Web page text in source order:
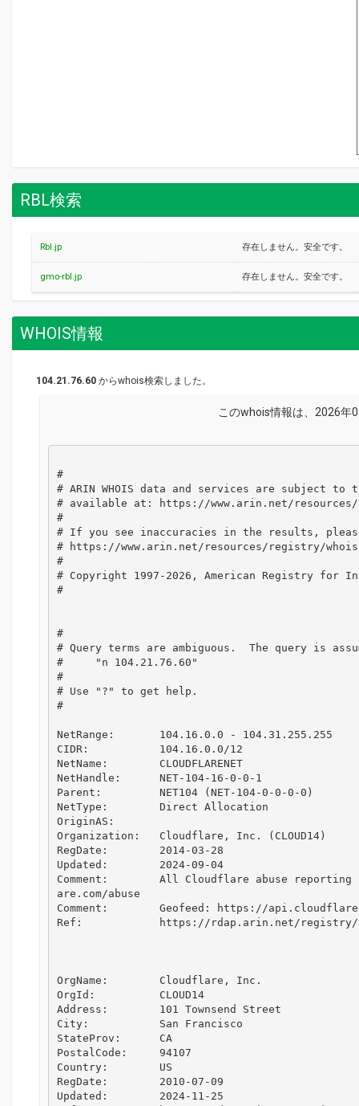
RBL検索
Rbl.jp 存在しません。安全です。
gmo-rbl.jp 存在しません。安全です。
WHOIS情報
104.21.76.60 からwhois検索しました。
このwhois情報は、2026年
#
# ARIN WHOIS data and services are subject to
# available at: https://www.arin.net/
#
# If you see inaccuracies in the results,
# https://www.arin.net/resources/registry/
#
# Copyright 1997-2026, American Registry for
#
#
# Query terms are ambiguous.  The query is
#     "n 104.21.76.60"
#
# Use "?" to get help.
#
NetRange:       104.16.0.0 - 104.31.255.255
CIDR:           104.16.0.0/12
NetName:        CLOUDFLARENET
NetHandle:      NET-104-16-0-0-1
Parent:         NET104 (NET-104-0-0-0-0)
NetType:        Direct Allocation
OriginAS:
Organization:   Cloudflare, Inc. (CLOUD14)
RegDate:        2014-03-28
Updated:        2024-09-04
Comment:        All Cloudflare abuse reporting
are.com/abuse
Comment:        Geofeed: https://
Ref:            https://rdap.arin.net/registry/
OrgName:        Cloudflare, Inc.
OrgId:          CLOUD14
Address:        101 Townsend Street
City:           San Francisco
StateProv:      CA
PostalCode:     94107
Country:        US
RegDate:        2010-07-09
Updated:        2024-11-25